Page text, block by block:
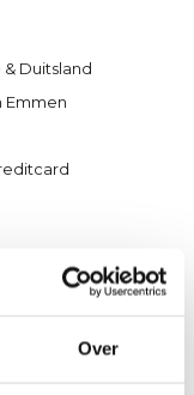
Over
Duitsland
Emmen